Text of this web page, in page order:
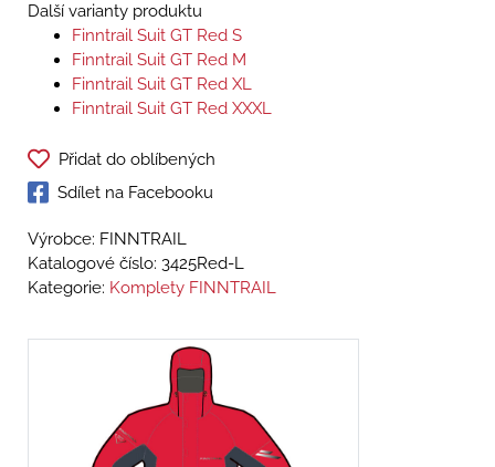
Další varianty produktu
Finntrail Suit GT Red S
Finntrail Suit GT Red M
Finntrail Suit GT Red XL
Finntrail Suit GT Red XXXL
Přidat do oblíbených
Sdílet na Facebooku
Výrobce: FINNTRAIL
Katalogové číslo: 3425Red-L
Kategorie: Komplety FINNTRAIL